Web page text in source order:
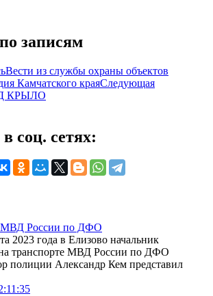
записям
Вести из службы охраны объектов
Камчатского краяСледующая
КРЫЛО
соц. сетях:
МВД России по ДФО
2023 года в Елизово начальник
транспорте МВД России по ДФО
полиции Александр Кем представил